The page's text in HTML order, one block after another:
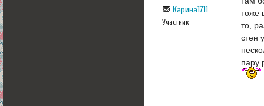
Карина1711
Участник
тоже
то,
стен
пару